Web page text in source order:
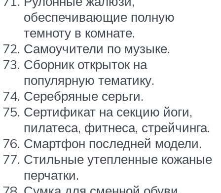
обеспечивающие полную
темноту в комнате.
Самоучители по музыке.
Сборник открыток на
популярную тематику.
Серебряные серьги.
Сертификат на секцию йоги,
пилатеса, фитнеса, стрейчинга.
Смартфон последней модели.
Стильные утепленные кожаные
перчатки.